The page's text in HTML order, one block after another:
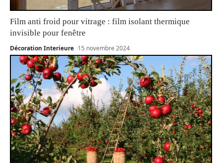
Film anti froid pour vitrage : film isolant thermique
invisible pour fenêtre
Décoration Interieure 15 novembre 2024